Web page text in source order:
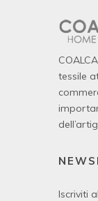
tessile
Iscriviti